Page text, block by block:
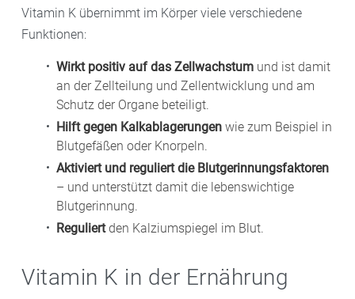
Vitamin K übernimmt im Körper viele verschiedene
Funktionen:
Wirkt positiv auf das Zellwachstum und ist damit
an der Zellteilung und Zellentwicklung und am
Schutz der Organe beteiligt.
Hilft gegen Kalkablagerungen wie zum Beispiel in
Blutgefäßen oder Knorpeln.
Aktiviert und reguliert die Blutgerinnungsfaktoren
– und unterstützt damit die lebenswichtige
Blutgerinnung.
Reguliertden Kalziumspiegel im Blut.
Vitamin K in der Ernährung